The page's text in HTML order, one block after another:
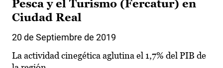
Pesca y el Turismo (Fercatur) en
Ciudad Real
20 de Septiembre de 2019
La actividad cinegética aglutina el 1,7% del PIB de